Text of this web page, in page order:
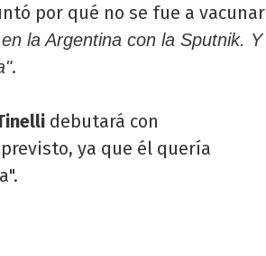
por qué no se fue a vacunar
la Argentina con la Sputnik. Y
.
debutará con
ya que él quería